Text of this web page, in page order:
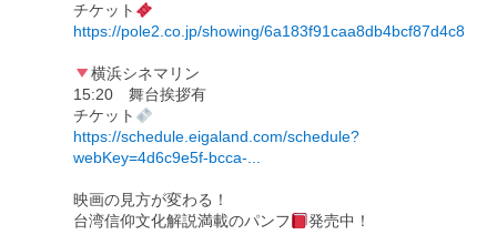
チケット
https://pole2.co.jp/showing/6a183f91caa8db4bcf87d4c8
横浜シネマリン
15:20 舞台挨拶有
チケット
https://schedule.eigaland.com/schedule?
webKey=4d6c9e5f-bcca-...
映画の見方が変わる！
台湾信仰文化解説満載のパンフ
発売中！